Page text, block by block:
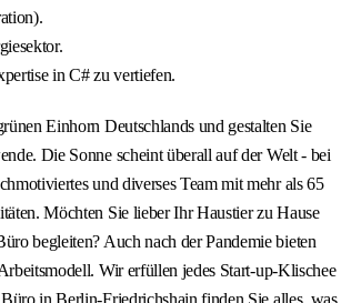
in C# zu vertiefen.
Einhorn Deutschlands und gestalten Sie
Die Sonne scheint überall auf der Welt - bei
und diverses Team mit mehr als 65
Möchten Sie lieber Ihr Haustier zu Hause
begleiten? Auch nach der Pandemie bieten
Wir erfüllen jedes Start-up-Klischee